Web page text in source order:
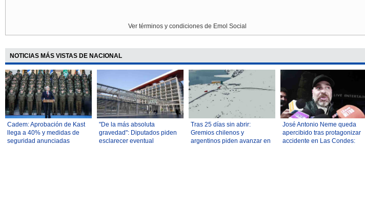
Ver términos y condiciones de Emol Social
NOTICIAS MÁS VISTAS DE NACIONAL
Cadem: Aprobación de Kast
llega a 40% y medidas de
seguridad anunciadas
"De la más absoluta
gravedad": Diputados piden
esclarecer eventual
Tras 25 días sin abrir:
Gremios chilenos y
argentinos piden avanzar en
José Antonio Neme queda
apercibido tras protagonizar
accidente en Las Condes: